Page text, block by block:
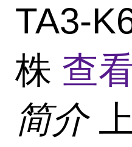
TA3-
株 查
简介